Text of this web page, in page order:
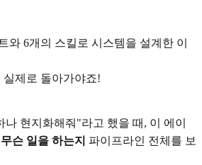
와 6개의 스킬로 시스템을 설계한 이
실제로 돌아가야죠!
현지화해줘"라고 했을 때, 이 에이
슨 일을 하는지 파이프라인 전체를 보